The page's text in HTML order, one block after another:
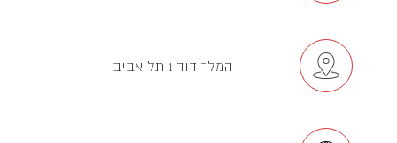
המלך דוד 1 תל אביב